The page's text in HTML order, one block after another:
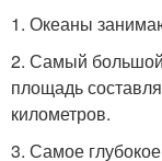
1. Океаны
2. Самый большой
площадь
километров.
3. Самое